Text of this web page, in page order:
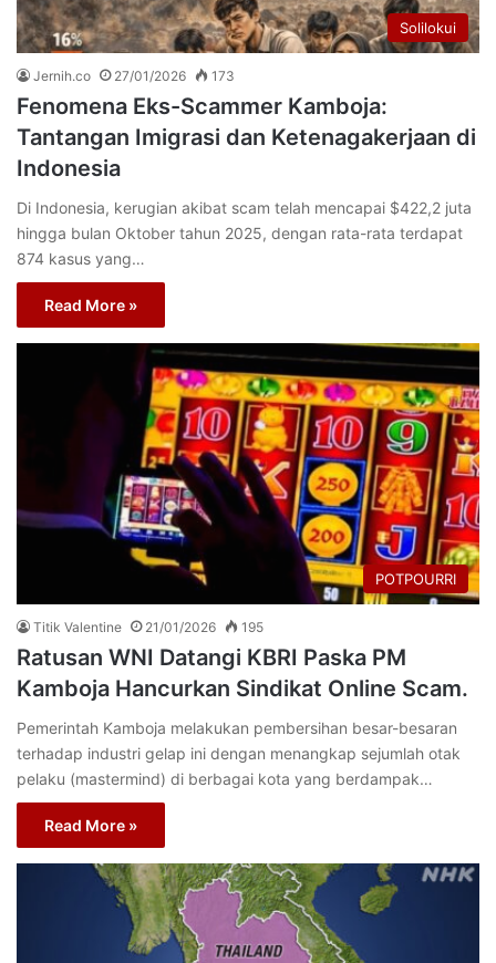
Solilokui
Jernih.co 27/01/2026 173
Fenomena Eks-Scammer Kamboja:
Tantangan Imigrasi dan Ketenagakerjaan di
Indonesia
Di Indonesia, kerugian akibat scam telah mencapai $422,2 juta
hingga bulan Oktober tahun 2025, dengan rata-rata terdapat
874 kasus yang…
Read More »
POTPOURRI
Titik Valentine 21/01/2026 195
Ratusan WNI Datangi KBRI Paska PM
Kamboja Hancurkan Sindikat Online Scam.
Pemerintah Kamboja melakukan pembersihan besar-besaran
terhadap industri gelap ini dengan menangkap sejumlah otak
pelaku (mastermind) di berbagai kota yang berdampak…
Read More »